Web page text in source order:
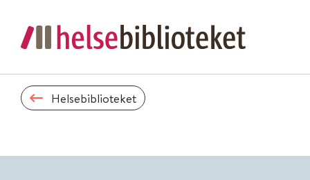
Helsebiblioteket